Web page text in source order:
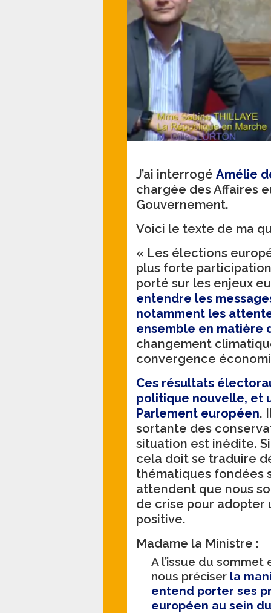
J’ai interrogé Amélie
chargée des Affaires
Gouvernement.
Voici le texte de ma
« Les élections
plus forte
porté sur les enjeux
entendre les
notamment les
ensemble en matière
changement
convergence
Ces résultats
politique nouvelle, et
Parlement européen.
sortante des
situation est inédite.
cela doit se traduire
thématiques fondées
attendent que nous
de crise pour
positive.
Madame la Ministre :
A l’issue du sommet
nous préciser la
entend porter ses
européen au sein